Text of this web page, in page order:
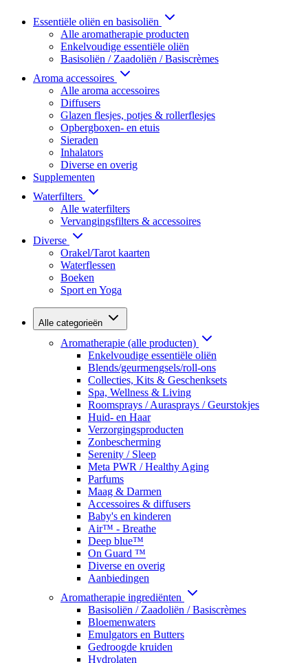
Essentiële oliën en basisoliën
Alle aromatherapie producten
Enkelvoudige essentiële oliën
Basisoliën / Zaadoliën / Basiscrèmes
Aroma accessoires
Alle aroma accessoires
Diffusers
Glazen flesjes, potjes & rollerflesjes
Opbergboxen- en etuis
Sieraden
Inhalators
Diverse en overig
Supplementen
Waterfilters
Alle waterfilters
Vervangingsfilters & accessoires
Diverse
Orakel/Tarot kaarten
Waterflessen
Boeken
Sport en Yoga
Alle categorieën
Aromatherapie (alle producten)
Enkelvoudige essentiële oliën
Blends/geurmengsels/roll-ons
Collecties, Kits & Geschenksets
Spa, Wellness & Living
Roomsprays / Aurasprays / Geurstokjes
Huid- en Haar
Verzorgingsproducten
Zonbescherming
Serenity / Sleep
Meta PWR / Healthy Aging
Parfums
Maag & Darmen
Accessoires & diffusers
Baby's en kinderen
Air™ - Breathe
Deep blue™
On Guard ™
Diverse en overig
Aanbiedingen
Aromatherapie ingrediënten
Basisoliën / Zaadoliën / Basiscrèmes
Bloemenwaters
Emulgators en Butters
Gedroogde kruiden
Hydrolaten